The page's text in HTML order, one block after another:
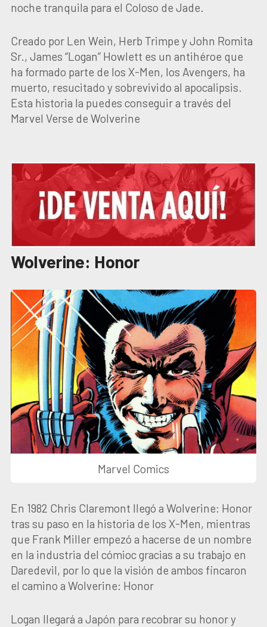
noche tranquila para el Coloso de Jade.
Creado por Len Wein, Herb Trimpe y John Romita
Sr., James “Logan” Howlett es un antihéroe que
ha formado parte de los X-Men, los Avengers, ha
muerto, resucitado y sobrevivido al apocalipsis.
Esta historia la puedes conseguir a través del
Marvel Verse de Wolverine
Wolverine: Honor
Marvel Comics
En 1982 Chris Claremont llegó a Wolverine: Honor
tras su paso en la historia de los X-Men, mientras
que Frank Miller empezó a hacerse de un nombre
en la industria del cómioc gracias a su trabajo en
Daredevil, por lo que la visión de ambos fincaron
el camino a Wolverine: Honor
Logan llegará a Japón para recobrar su honor y